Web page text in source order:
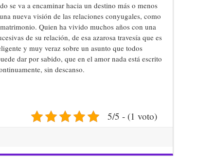
se va a encaminar hacia un destino más o menos
nueva visión de las relaciones conyugales, como
Quien ha vivido muchos años con una
de su relación, de esa azarosa travesía que es
y muy veraz sobre un asunto que todos
dar por sabido, que en el amor nada está escrito
sin descanso.
5/5 - (1 voto)